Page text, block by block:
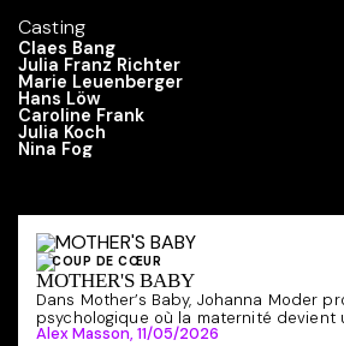
Casting
Claes Bang
Julia Franz Richter
Marie Leuenberger
Hans Löw
Caroline Frank
Julia Koch
Nina Fog
COUP DE CŒUR
MOTHER'S BABY
Dans Mother’s Baby, Johanna Moder
psychologique où la maternité devient
Alex Masson, 11/05/2026